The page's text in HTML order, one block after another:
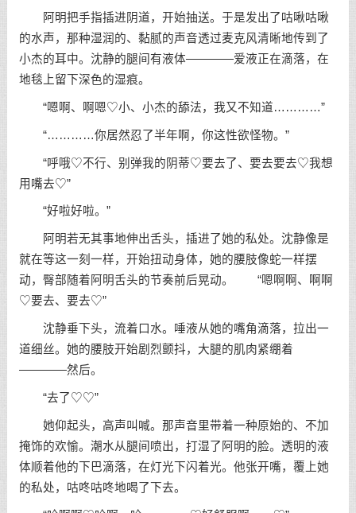
阿明把手指插进阴道，开始抽送。于是发出了咕啾咕啾
的水声，那种湿润的、黏腻的声音透过麦克风清晰地传到了
小杰的耳中。沈静的腿间有液体————爱液正在滴落，在
地毯上留下深色的湿痕。
“嗯啊、啊嗯♡小、小杰的舔法，我又不知道…………”
“…………你居然忍了半年啊，你这性欲怪物。”
“呼哦♡不行、别弹我的阴蒂♡要去了、要去要去♡我想
用嘴去♡”
“好啦好啦。”
阿明若无其事地伸出舌头，插进了她的私处。沈静像是
就在等这一刻一样，开始扭动身体，她的腰肢像蛇一样摆
动，臀部随着阿明舌头的节奏前后晃动。 “嗯啊啊、啊啊
♡要去、要去♡”
沈静垂下头，流着口水。唾液从她的嘴角滴落，拉出一
道细丝。她的腰肢开始剧烈颤抖，大腿的肌肉紧绷着
————然后。
“去了♡♡”
她仰起头，高声叫喊。那声音里带着一种原始的、不加
掩饰的欢愉。潮水从腿间喷出，打湿了阿明的脸。透明的液
体顺着他的下巴滴落，在灯光下闪着光。他张开嘴，覆上她
的私处，咕咚咕咚地喝了下去。